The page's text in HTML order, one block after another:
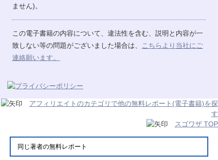
ません)。
この電子書籍の内容について、違法性を含む、説明と内容が一
致しない等の問題がございました場合は、
こちらより当社にご
連絡願います。
アフィリエイトのカテゴリで他の無料レポート(電子書籍)を探
す
スゴワザ TOP
同じ著者の無料レポート